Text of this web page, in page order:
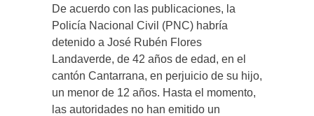
De acuerdo con las publicaciones, la
Policía Nacional Civil (PNC) habría
detenido a José Rubén Flores
Landaverde, de 42 años de edad, en el
cantón Cantarrana, en perjuicio de su hijo,
un menor de 12 años. Hasta el momento,
las autoridades no han emitido un